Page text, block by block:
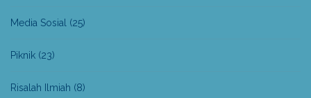
Media Sosial (25)
Piknik (23)
Risalah Ilmiah (8)